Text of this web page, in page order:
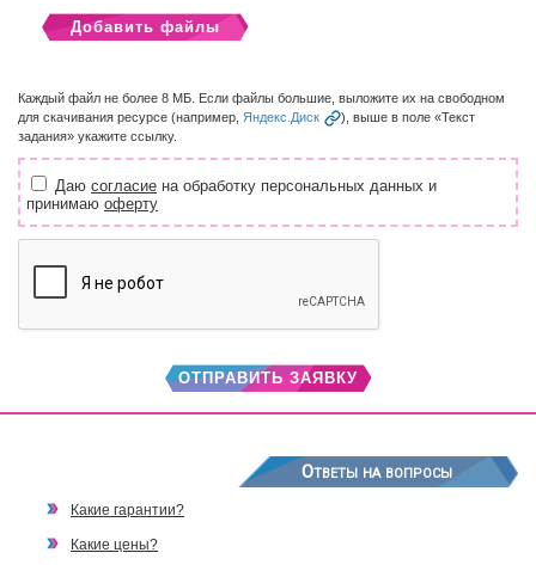
Добавить файлы
Каждый файл не более 8 МБ. Если файлы большие, выложите их на свободном
для скачивания ресурсе (например, Яндекс.Диск
), выше в поле «Текст
задания» укажите ссылку.
Даю согласие на обработку персональных данных и
принимаю оферту
ОТПРАВИТЬ ЗАЯВКУ
Ответы на вопросы
Какие гарантии?
Какие цены?